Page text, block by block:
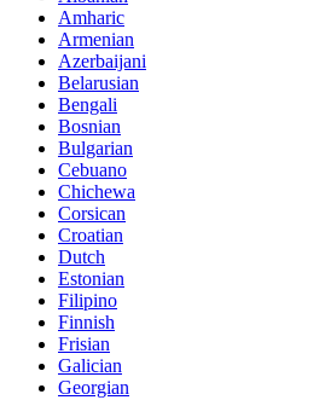
Amharic
Armenian
Azerbaijani
Belarusian
Bengali
Bosnian
Bulgarian
Cebuano
Chichewa
Corsican
Croatian
Dutch
Estonian
Filipino
Finnish
Frisian
Galician
Georgian